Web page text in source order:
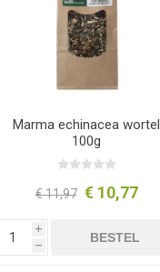
Marma echinacea wortel
100g
€ 11,97 € 10,77
i
h
BESTEL